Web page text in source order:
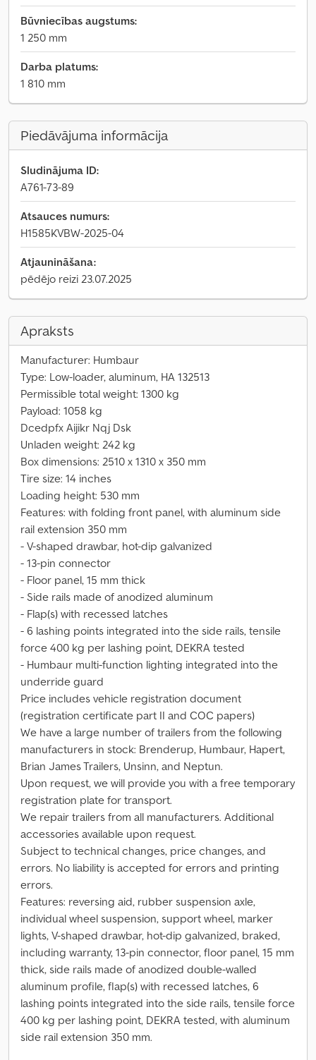
Būvniecības augstums:
1 250 mm
Darba platums:
1 810 mm
Piedāvājuma informācija
Sludinājuma ID:
A761-73-89
Atsauces numurs:
H1585KVBW-2025-04
Atjaunināšana:
pēdējo reizi 23.07.2025
Apraksts
Manufacturer: Humbaur
Type: Low-loader, aluminum, HA 132513
Permissible total weight: 1300 kg
Payload: 1058 kg
Dcedpfx Aijikr Nqj Dsk
Unladen weight: 242 kg
Box dimensions: 2510 x 1310 x 350 mm
Tire size: 14 inches
Loading height: 530 mm
Features: with folding front panel, with aluminum side
rail extension 350 mm
- V-shaped drawbar, hot-dip galvanized
- 13-pin connector
- Floor panel, 15 mm thick
- Side rails made of anodized aluminum
- Flap(s) with recessed latches
- 6 lashing points integrated into the side rails, tensile
force 400 kg per lashing point, DEKRA tested
- Humbaur multi-function lighting integrated into the
underride guard
Price includes vehicle registration document
(registration certificate part II and COC papers)
We have a large number of trailers from the following
manufacturers in stock: Brenderup, Humbaur, Hapert,
Brian James Trailers, Unsinn, and Neptun.
Upon request, we will provide you with a free temporary
registration plate for transport.
We repair trailers from all manufacturers. Additional
accessories available upon request.
Subject to technical changes, price changes, and
errors. No liability is accepted for errors and printing
errors.
Features: reversing aid, rubber suspension axle,
individual wheel suspension, support wheel, marker
lights, V-shaped drawbar, hot-dip galvanized, braked,
including warranty, 13-pin connector, floor panel, 15 mm
thick, side rails made of anodized double-walled
aluminum profile, flap(s) with recessed latches, 6
lashing points integrated into the side rails, tensile force
400 kg per lashing point, DEKRA tested, with aluminum
side rail extension 350 mm.